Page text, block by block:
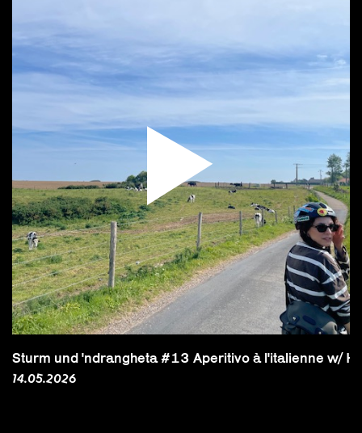
Sturm und 'ndrangheta #13 Aperitivo à l'italienne w/
14.05.2026